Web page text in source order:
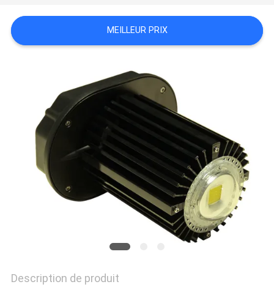
UNE
CITATION
SITE
PRIVACY
POLICY
MEILLEUR PRIX
Description de produit